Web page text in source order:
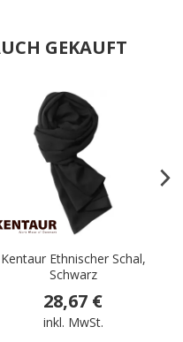
GEKAUFT
Kentaur Ethnischer Schal,
Schwarz
28,67 €
inkl. MwSt.